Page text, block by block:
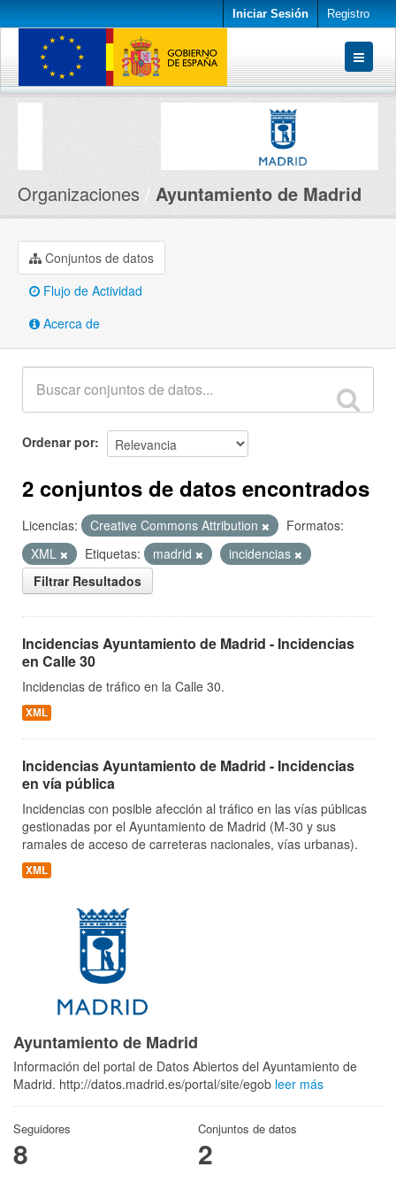
Iniciar Sesión Registro
Conjuntos de datos
Organizaciones Ayuntamiento de Madrid
Conjuntos de datos
Flujo de Actividad
Acerca de
Ordenar por
2 conjuntos de datos encontrados
Licencias: Creative Commons Attribution
Formatos:
XML
Etiquetas: madrid
incidencias
Filtrar Resultados
Incidencias Ayuntamiento de Madrid - Incidencias
en Calle 30
Incidencias de tráfico en la Calle 30.
XML
Incidencias Ayuntamiento de Madrid - Incidencias
en vía pública
Incidencias con posible afección al tráfico en las vías públicas
gestionadas por el Ayuntamiento de Madrid (M-30 y sus
ramales de acceso de carreteras nacionales, vías urbanas).
XML
Ayuntamiento de Madrid
Información del portal de Datos Abiertos del Ayuntamiento de
Madrid. http://datos.madrid.es/portal/site/egob leer más
Seguidores
8
Conjuntos de datos
2